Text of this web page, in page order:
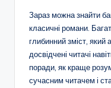
Зараз можна знайти
класичні романи.
глибинний зміст, який
досвідчені читачі
поради, як краще
сучасним читачем і